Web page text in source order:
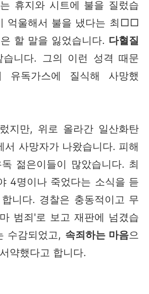
휴지와 시트에 불을 질렀습
억울해서 불을 냈다는 최□□
할 말을 잃었습니다. 다혈질
습니다. 그의 이런 성격 때문
유독가스에 질식해 사망했
지만, 위로 올라간 일산화탄
서 사망자가 나왔습니다. 피해
젊은이들이 많았습니다. 최
4명이나 죽었다는 소식을 듣
니다. 경찰은 충동적이고 무
범죄'로 보고 재판에 넘겼습
수감되었고, 속죄하는 마음으
약했다고 합니다.